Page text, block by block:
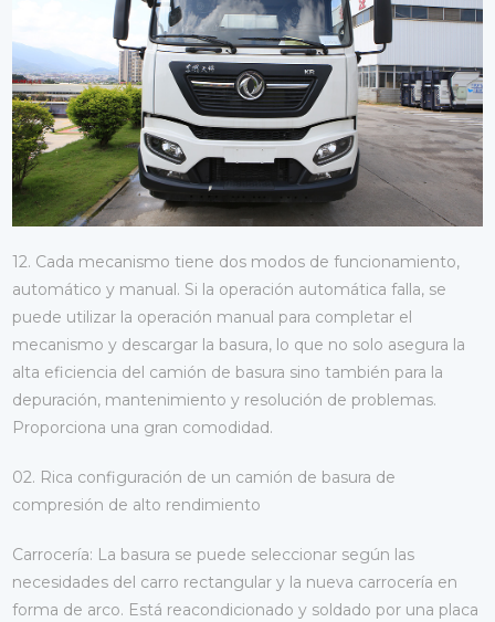
12. Cada mecanismo tiene dos modos de funcionamiento,
automático y manual. Si la operación automática falla, se
puede utilizar la operación manual para completar el
mecanismo y descargar la basura, lo que no solo asegura la
alta eficiencia del camión de basura sino también para la
depuración, mantenimiento y resolución de problemas.
Proporciona una gran comodidad.
02. Rica configuración de un camión de basura de
compresión de alto rendimiento
Carrocería: La basura se puede seleccionar según las
necesidades del carro rectangular y la nueva carrocería en
forma de arco. Está reacondicionado y soldado por una placa